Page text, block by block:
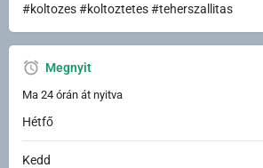
#koltozes #koltoztetes #teherszallitas
Megnyit
Ma 24 órán át nyitva
Hétfő
Kedd